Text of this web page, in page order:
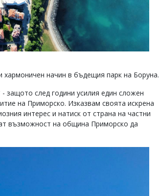
начин в бъдещия парк на Боруна.
защото след години усилия един сложен
на Приморско. Изказвам своята искрена
интерес и натиск от страна на частни
възможност на община Приморско да